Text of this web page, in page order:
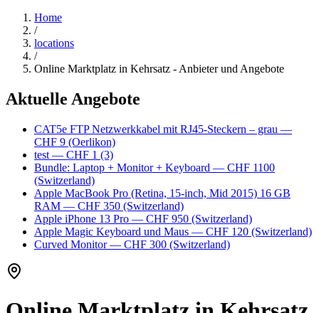
Home
/
locations
/
Online Marktplatz in Kehrsatz - Anbieter und Angebote
Aktuelle Angebote
CAT5e FTP Netzwerkkabel mit RJ45-Steckern – grau —
CHF 9 (Oerlikon)
test — CHF 1 (3)
Bundle: Laptop + Monitor + Keyboard — CHF 1100
(Switzerland)
Apple MacBook Pro (Retina, 15-inch, Mid 2015) 16 GB
RAM — CHF 350 (Switzerland)
Apple iPhone 13 Pro — CHF 950 (Switzerland)
Apple Magic Keyboard und Maus — CHF 120 (Switzerland)
Curved Monitor— CHF 300 (Switzerland)